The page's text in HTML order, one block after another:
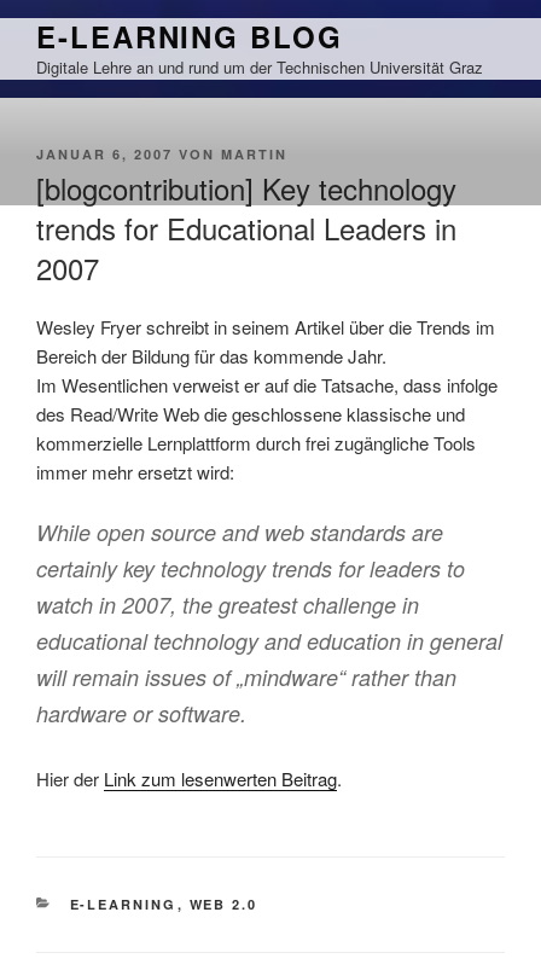
Zum
springen
E-LEARNING BLOG
Digitale Lehre an und rund um der Technischen Universität Graz
VERÖFFENTLICHT
JANUAR 6, 2007 VON MARTIN
[blogcontribution] Key technology
trends for Educational Leaders in
2007
Wesley Fryer schreibt in seinem Artikel über die Trends im
Bereich der Bildung für das kommende Jahr.
Im Wesentlichen verweist er auf die Tatsache, dass infolge
des Read/Write Web die geschlossene klassische und
kommerzielle Lernplattform durch frei zugängliche Tools
immer mehr ersetzt wird:
While open source and web standards are
certainly key technology trends for leaders to
watch in 2007, the greatest challenge in
educational technology and education in general
will remain issues of „mindware“ rather than
hardware or software.
Hier der Link zum lesenwerten Beitrag.
KATEGORIEN
E-LEARNING , WEB 2.0